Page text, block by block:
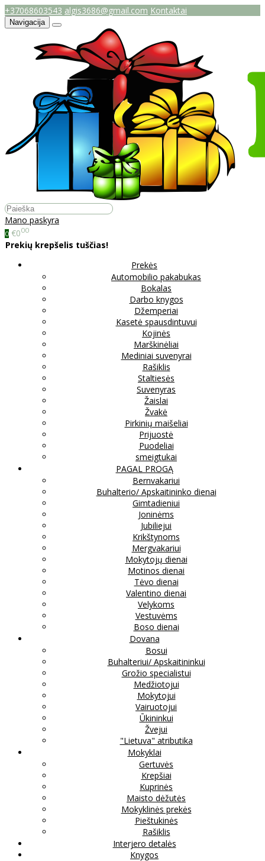
+37068603543 algis3686@gmail.com Kontaktai
Navigacija
Mano paskyra
0 €000
Prekių krepšelis tuščias!
Prekės
Automobilio pakabukas
Bokalas
Darbo knygos
Džemperiai
Kasetė spausdintuvui
Kojinės
Marškinėliai
Mediniai suvenyrai
Rašiklis
Staltiesės
Suvenyras
Žaislai
Žvakė
Pirkinių maišeliai
Prijuostė
Puodeliai
smeigtukai
PAGAL PROGĄ
Bernvakariui
Buhalterio/ Apskaitininko dienai
Gimtadieniui
Joninėms
Jubiliejui
Krikštynoms
Mergvakariui
Mokytojų dienai
Motinos dienai
Tėvo dienai
Valentino dienai
Velykoms
Vestuvėms
Boso dienai
Dovana
Bosui
Buhalteriui/ Apskaitininkui
Grožio specialistui
Medžiotojui
Mokytojui
Vairuotojui
Ūkininkui
Žvejui
"Lietuva" atributika
Mokyklai
Gertuvės
Krepšiai
Kuprinės
Maisto dėžutės
Mokyklinės prekės
Pieštukinės
Rašiklis
Interjero detalės
Knygos